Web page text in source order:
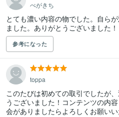
ぺがきち
とても濃い内容の物でした。自ら
ました。ありがとうございました！
参考になった
toppa
このたびは初めての取引でしたが
うございました！コンテンツの内
会がありましたらよろしくお願いい